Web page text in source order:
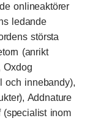
onlineaktörer
ledande
största
(anrikt
Oxdog
och innebandy),
Addnature
(specialist inom